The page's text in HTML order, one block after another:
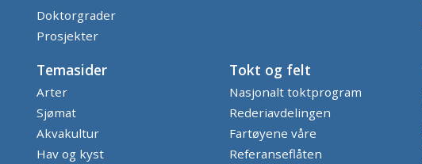
Doktorgrader
Prosjekter
Temasider
Arter
Sjømat
Akvakultur
Hav og kyst
Tokt og felt
Nasjonalt toktprogram
Rederiavdelingen
Fartøyene våre
Referanseflåten